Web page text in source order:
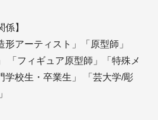
係】
形アーティスト」「原型師」
「フィギュア原型師」「特殊メ
学校生・卒業生」 「芸大学/彫